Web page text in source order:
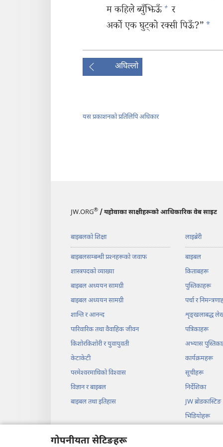
गोपनीयता सेटिङहरू
म कहिले ब्युँझिऊँ + र
अर्को एक घुट्‌को रक्सी पिऊँ?” *
अघिल्लो
यस प्रकाशनको प्रतिलिपि अधिकार
JW.ORG® / यहोवाका साक्षीहरूको आधिकारिक वेब साइट
बाइबलको शिक्षा
बाइबलसम्बन्धी प्रश्‍नहरूको जवाफ
शास्त्रपदको व्याख्या
बाइबल अध्ययन सामग्री
बाइबल अध्ययन सामग्री
शान्ति र आनन्द
पारिवारिक तथा वैवाहिक जीवन
किशोरकिशोरी र युवायुवती
केटाकेटी
परमेश्‍वरमाथिको विश्‍वास
विज्ञान र बाइबल
बाइबल तथा इतिहास
लाइब्रेरी
बाइबल
किताबहरू
पुस्तिकाहरू
पर्चा र
शृङ्‌खलाबद्ध
पत्रिकाहरू
अभ्यास
कार्यक्रमहरू
सूचीहरू
निर्देशिका
JW ब्रोडकास्टिङ
भिडियोहरू